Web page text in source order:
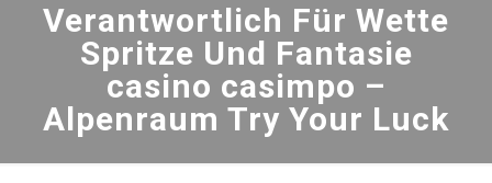
Verantwortlich Für Wette
Spritze Und Fantasie
casino casimpo –
Alpenraum Try Your Luck